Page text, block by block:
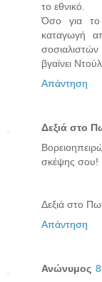
το εθνικό.
Όσο για
καταγωγή
βγαίνει
Απάντηση
Δεξιά στο
σκέψης σου!
Δεξιά στο
Απάντηση
Ανώνυμος